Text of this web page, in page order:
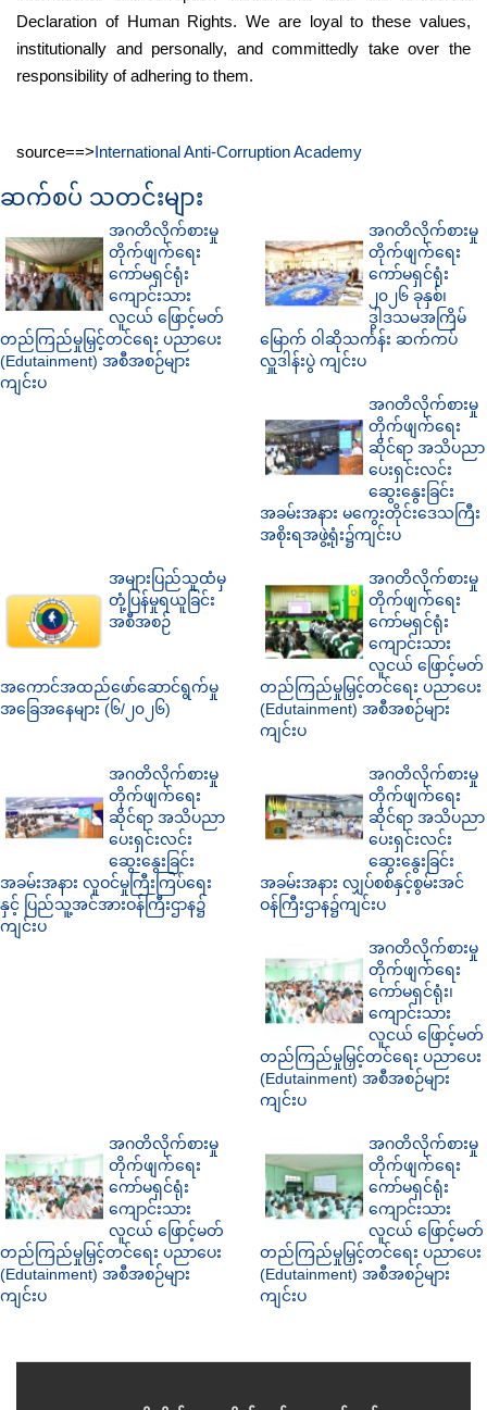
Declaration of Human Rights. We are loyal to these values,
institutionally and personally, and committedly take over the
responsibility of adhering to them.
source==>International Anti-Corruption Academy
ဆက်စပ် သတင်းများ
အဂတိလိုက်စားမှု
တိုက်ဖျက်ရေး
ကော်မရှင်ရုံး
ကျောင်းသား
လူငယ် ဖြောင့်မတ်
တည်ကြည်မှုမြှင့်တင်ရေး ပညာပေး
(Edutainment) အစီအစဉ်များ
ကျင်းပ
အဂတိလိုက်စားမှု
တိုက်ဖျက်ရေး
ကော်မရှင်ရုံး
၂၀၂၆ ခုနှစ်၊
ဒွါဒသမအကြိမ်
မြောက် ဝါဆိုသင်္ကန်း ဆက်ကပ်
လှူဒါန်းပွဲ ကျင်းပ
အဂတိလိုက်စားမှု
တိုက်ဖျက်ရေး
ဆိုင်ရာ အသိပညာ
ပေးရှင်းလင်း
ဆွေးနွေးခြင်း
အခမ်းအနား မကွေးတိုင်းဒေသကြီး
အစိုးရအဖွဲ့ရုံး၌ကျင်းပ
အများပြည်သူထံမှ
တုံ့ပြန်မှုရယူခြင်း
အစီအစဉ်
အကောင်အထည်ဖော်ဆောင်ရွက်မှု
အခြေအနေများ (၆/၂၀၂၆)
အဂတိလိုက်စားမှု
တိုက်ဖျက်ရေး
ကော်မရှင်ရုံး
ကျောင်းသား
လူငယ် ဖြောင့်မတ်
တည်ကြည်မှုမြှင့်တင်ရေး ပညာပေး
(Edutainment) အစီအစဉ်များ
ကျင်းပ
အဂတိလိုက်စားမှု
တိုက်ဖျက်ရေး
ဆိုင်ရာ အသိပညာ
ပေးရှင်းလင်း
ဆွေးနွေးခြင်း
အခမ်းအနား လူဝင်မှုကြီးကြပ်ရေး
နှင့် ပြည်သူ့အင်အားဝန်ကြီးဌာန၌
ကျင်းပ
အဂတိလိုက်စားမှု
တိုက်ဖျက်ရေး
ဆိုင်ရာ အသိပညာ
ပေးရှင်းလင်း
ဆွေးနွေးခြင်း
အခမ်းအနား လျှပ်စစ်နှင့်စွမ်းအင်
ဝန်ကြီးဌာန၌ကျင်းပ
အဂတိလိုက်စားမှု
တိုက်ဖျက်ရေး
ကော်မရှင်ရုံး၊
ကျောင်းသား
လူငယ် ဖြောင့်မတ်
တည်ကြည်မှုမြှင့်တင်ရေး ပညာပေး
(Edutainment) အစီအစဉ်များ
ကျင်းပ
အဂတိလိုက်စားမှု
တိုက်ဖျက်ရေး
ကော်မရှင်ရုံး
ကျောင်းသား
လူငယ် ဖြောင့်မတ်
တည်ကြည်မှုမြှင့်တင်ရေး ပညာပေး
(Edutainment) အစီအစဉ်များ
ကျင်းပ
အဂတိလိုက်စားမှု
တိုက်ဖျက်ရေး
ကော်မရှင်ရုံး
ကျောင်းသား
လူငယ် ဖြောင့်မတ်
တည်ကြည်မှုမြှင့်တင်ရေး ပညာပေး
(Edutainment) အစီအစဉ်များ
ကျင်းပ